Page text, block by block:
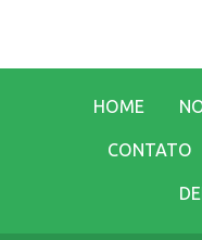
HOME
CONTATO